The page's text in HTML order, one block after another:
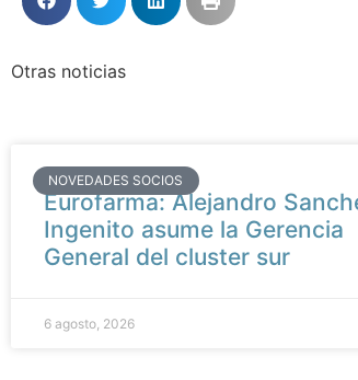
Otras noticias
NOVEDADES SOCIOS
Eurofarma: Alejandro
Ingenito asume la Gerencia
General del cluster sur
6 agosto, 2026